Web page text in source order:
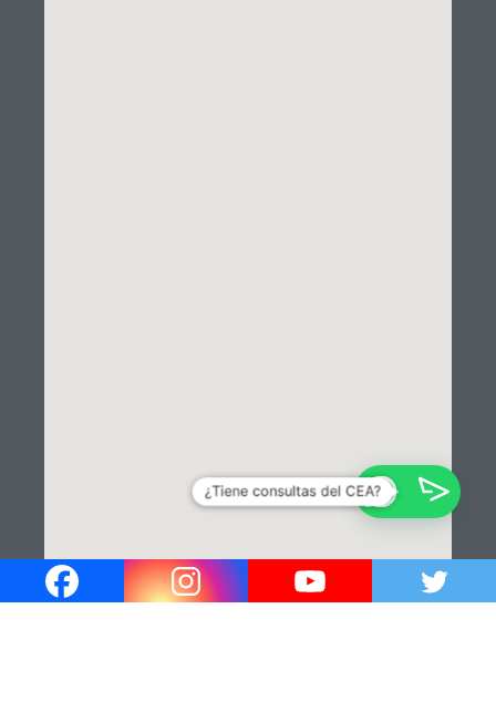
¿Tiene consultas del CEA?